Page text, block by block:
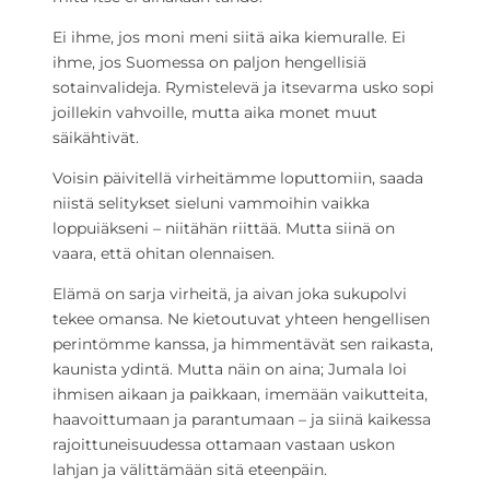
Ei ihme, jos moni meni siitä aika kiemuralle. Ei
ihme, jos Suomessa on paljon hengellisiä
sotainvalideja. Rymistelevä ja itsevarma usko sopi
joillekin vahvoille, mutta aika monet muut
säikähtivät.
Voisin päivitellä virheitämme loputtomiin, saada
niistä selitykset sieluni vammoihin vaikka
loppuiäkseni – niitähän riittää. Mutta siinä on
vaara, että ohitan olennaisen.
Elämä on sarja virheitä, ja aivan joka sukupolvi
tekee omansa. Ne kietoutuvat yhteen hengellisen
perintömme kanssa, ja himmentävät sen raikasta,
kaunista ydintä. Mutta näin on aina; Jumala loi
ihmisen aikaan ja paikkaan, imemään vaikutteita,
haavoittumaan ja parantumaan – ja siinä kaikessa
rajoittuneisuudessa ottamaan vastaan uskon
lahjan ja välittämään sitä eteenpäin.